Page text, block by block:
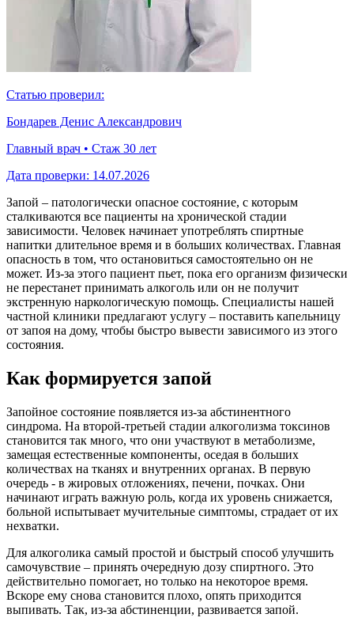
Статью проверил:
Бондарев Денис Александрович
Главный врач • Стаж 30 лет
Дата проверки: 14.07.2026
Запой – патологически опасное состояние, с которым
сталкиваются все пациенты на хронической стадии
зависимости. Человек начинает употреблять спиртные
напитки длительное время и в больших количествах. Главная
опасность в том, что остановиться самостоятельно он не
может. Из-за этого пациент пьет, пока его организм физически
не перестанет принимать алкоголь или он не получит
экстренную наркологическую помощь. Специалисты нашей
частной клиники предлагают услугу – поставить капельницу
от запоя на дому, чтобы быстро вывести зависимого из этого
состояния.
Как формируется запой
Запойное состояние появляется из-за абстинентного
синдрома. На второй-третьей стадии алкоголизма токсинов
становится так много, что они участвуют в метаболизме,
замещая естественные компоненты, оседая в больших
количествах на тканях и внутренних органах. В первую
очередь - в жировых отложениях, печени, почках. Они
начинают играть важную роль, когда их уровень снижается,
больной испытывает мучительные симптомы, страдает от их
нехватки.
Для алкоголика самый простой и быстрый способ улучшить
самочувствие – принять очередную дозу спиртного. Это
действительно помогает, но только на некоторое время.
Вскоре ему снова становится плохо, опять приходится
выпивать. Так, из-за абстиненции, развивается запой.